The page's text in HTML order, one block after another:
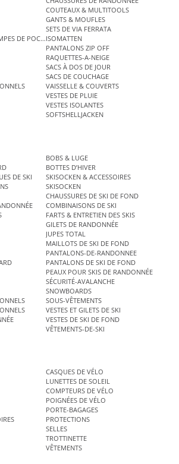
COUTEAUX & MULTITOOLS
GANTS & MOUFLES
SETS DE VIA FERRATA
DE POCHEISOMATTEN
PANTALONS ZIP OFF
RAQUETTES-A-NEIGE
SACS À DOS DE JOUR
SACS DE COUCHAGE
VAISSELLE & COUVERTS
VESTES DE PLUIE
VESTES ISOLANTES
SOFTSHELLJACKEN
BOBS & LUGE
BOTTES D’HIVER
DE SKI
SKISOCKEN & ACCESSOIRES
SKISOCKEN
CHAUSSURES DE SKI DE FOND
COMBINAISONS DE SKI
FARTS & ENTRETIEN DES SKIS
GILETS DE RANDONNÉE
JUPES TOTAL
MAILLOTS DE SKI DE FOND
PANTALONS-DE-RANDONNEE
PANTALONS DE SKI DE FOND
PEAUX POUR SKIS DE RANDONNÉE
SÉCURITÉ-AVALANCHE
SNOWBOARDS
SOUS-VÊTEMENTS
VESTES ET GILETS DE SKI
VESTES DE SKI DE FOND
VÊTEMENTS-DE-SKI
CASQUES DE VÉLO
LUNETTES DE SOLEIL
COMPTEURS DE VÉLO
POIGNÉES DE VÉLO
PORTE-BAGAGES
PROTECTIONS
SELLES
TROTTINETTE
VÊTEMENTS